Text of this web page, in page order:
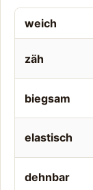
weich
zäh
biegsam
elastisch
dehnbar